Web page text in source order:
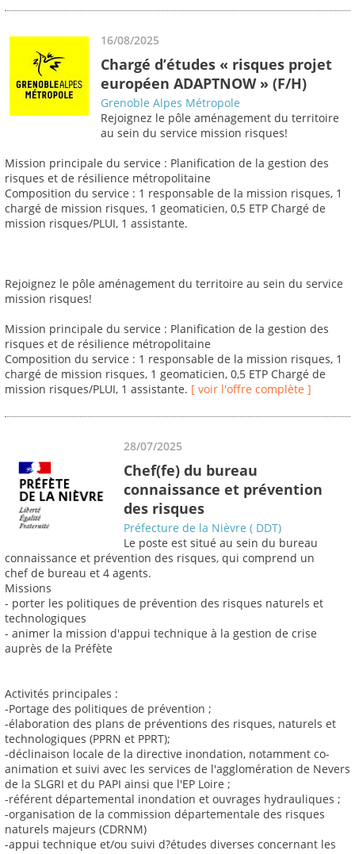
16/08/2025
Chargé d’études « risques projet
européen ADAPTNOW » (F/H)
Grenoble Alpes Métropole
Rejoignez le pôle aménagement du territoire
au sein du service mission risques!
Mission principale du service : Planification de la gestion des
risques et de résilience métropolitaine
Composition du service : 1 responsable de la mission risques, 1
chargé de mission risques, 1 geomaticien, 0,5 ETP Chargé de
mission risques/PLUI, 1 assistante.
Rejoignez le pôle aménagement du territoire au sein du service
mission risques!
Mission principale du service : Planification de la gestion des
risques et de résilience métropolitaine
Composition du service : 1 responsable de la mission risques, 1
chargé de mission risques, 1 geomaticien, 0,5 ETP Chargé de
mission risques/PLUI, 1 assistante. [ voir l'offre complète ]
28/07/2025
Chef(fe) du bureau
connaissance et prévention
des risques
Préfecture de la Nièvre ( DDT)
Le poste est situé au sein du bureau
connaissance et prévention des risques, qui comprend un
chef de bureau et 4 agents.
Missions
- porter les politiques de prévention des risques naturels et
technologiques
- animer la mission d'appui technique à la gestion de crise
auprès de la Préfète
Activités principales :
-Portage des politiques de prévention ;
-élaboration des plans de préventions des risques, naturels et
technologiques (PPRN et PPRT);
-déclinaison locale de la directive inondation, notamment co-
animation et suivi avec les services de l'agglomération de Nevers
de la SLGRI et du PAPI ainsi que l'EP Loire ;
-référent départemental inondation et ouvrages hydrauliques ;
-organisation de la commission départementale des risques
naturels majeurs (CDRNM)
-appui technique et/ou suivi d?études diverses concernant les